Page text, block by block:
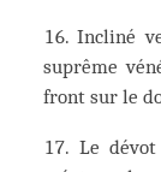
Incliné
suprême
front sur le
Le